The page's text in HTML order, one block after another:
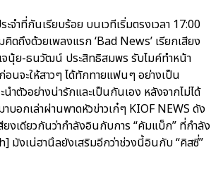
จำที่กันเรียบร้อย บนเวทีเริ่มตรงเวลา 17:00
ดถึงด้วยเพลงแรก ‘Bad News’ เรียกเสียง
นุ้ย-ธนวัฒน์ ประสิทธิสมพร รับไมค์ทำหน้า
นจะให้สาวๆ ได้ทักทายแฟนๆ อย่างเป็น
ำตัวอย่างน่ารักและเป็นกันเอง หลังจากไม่ได้
อกเล่าผ่านพาดหัวข่าวเก๋ๆ KIOF NEWS ดัง
งเดียวกันว่ากำลังอินกับการ “คัมแบ็ก” ที่กำลัง
งเน่ฮานึลยังเสริมอีกว่าช่วงนี้อินกับ “คิสซี่”